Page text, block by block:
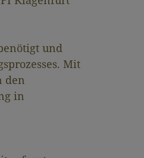
und
Mit
den
in